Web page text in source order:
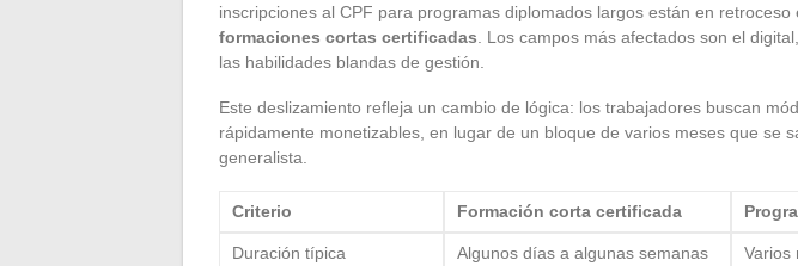
inscripciones al CPF para programas diplomados largos están en retroceso
formaciones cortas certificadas . Los campos más afectados son el
las habilidades blandas de gestión.
Este deslizamiento refleja un cambio de lógica: los trabajadores buscan
rápidamente monetizables, en lugar de un bloque de varios meses que se
generalista.
Criterio Formación corta certificada
Duración típica Algunos días a algunas semanas
Varios